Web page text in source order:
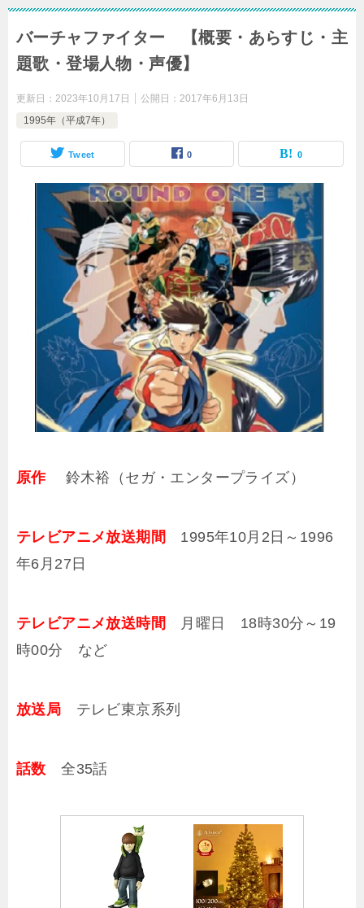
バーチャファイター 【概要・あらすじ・主
題歌・登場人物・声優】
更新日： 2023年10月17日 公開日： 2017年6月13日
1995年（平成7年）
Tweet 0 0
原作鈴木裕（セガ・エンタープライズ）
テレビアニメ放送期間 1995年10月2日～1996
年6月27日
テレビアニメ放送時間 月曜日 18時30分～19
時00分 など
放送局 テレビ東京系列
話数 全35話